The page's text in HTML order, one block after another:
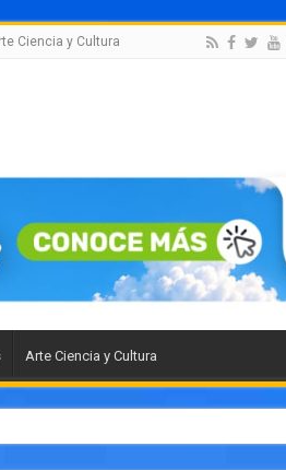
Ciencia y Cultura
Arte Ciencia y Cultura